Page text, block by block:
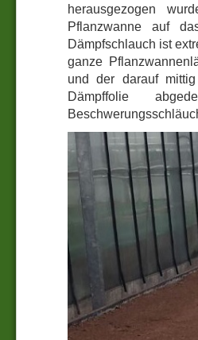
herausgezogen
Pflanzwanne auf
Dämpfschlauch ist
ganze
und der darauf
Dämpffolie